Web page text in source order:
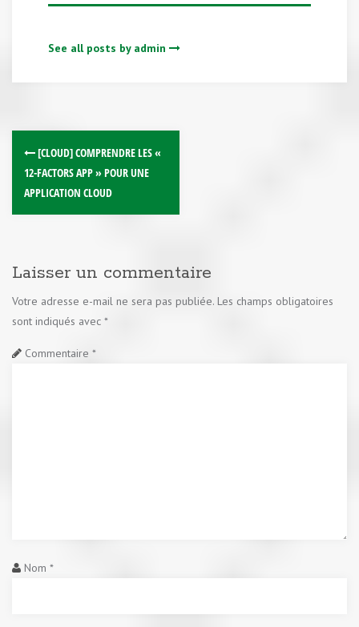
See all posts by admin
[CLOUD] COMPRENDRE LES «
12-FACTORS APP » POUR UNE
APPLICATION CLOUD
Laisser un commentaire
Votre adresse e-mail ne sera pas publiée. Les champs obligatoires
sont indiqués avec *
Commentaire *
Nom *